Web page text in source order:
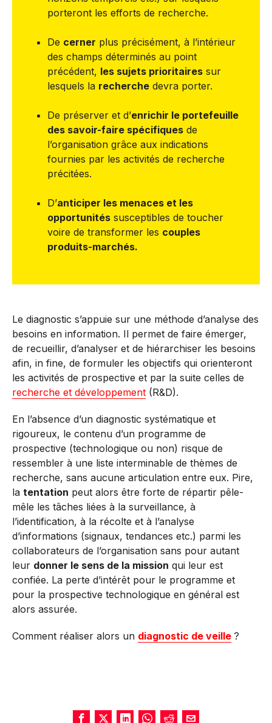
porteront les efforts de recherche.
De cerner plus précisément, à l’intérieur
des champs déterminés au point
précédent, les sujets prioritaires sur
lesquels la recherche devra porter.
De préserver et d’enrichir le portefeuille
des savoir-faire spécifiques de
l’organisation grâce aux indications
fournies par les activités de recherche
précitées.
D’anticiper les menaces et les
opportunités susceptibles de toucher
voire de transformer les couples
produits-marchés.
Le diagnostic s’appuie sur une méthode d’analyse des
besoins en information. Il permet de faire émerger,
de recueillir, d’analyser et de hiérarchiser les besoins
afin, in fine, de formuler les objectifs qui orienteront
les activités de prospective et par la suite celles de
recherche et développement (R&D).
En l’absence d’un diagnostic systématique et
rigoureux, le contenu d’un programme de
prospective (technologique ou non) risque de
ressembler à une liste interminable de thèmes de
recherche, sans aucune articulation entre eux. Pire,
la tentation peut alors être forte de répartir pêle-
mêle les tâches liées à la surveillance, à
l’identification, à la récolte et à l’analyse
d’informations (signaux, tendances etc.) parmi les
collaborateurs de l’organisation sans pour autant
leur donner le sens de la mission qui leur est
confiée. La perte d’intérêt pour le programme et
pour la prospective technologique en général est
alors assurée.
Comment réaliser alors un diagnostic de veille ?